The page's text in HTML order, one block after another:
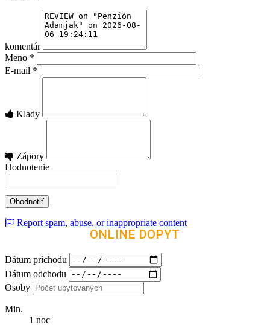
komentár
Meno *
E-mail *
Klady
Zápory
Hodnotenie
Report spam, abuse, or inappropriate content
ONLINE DOPYT
Dátum príchodu
Dátum odchodu
Osoby
Min.
1 noc